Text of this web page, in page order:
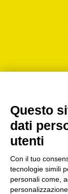
I nostri
Torino|Milano
Questo
dati
utenti
Con il tuo
tecnologie simili
personali come,